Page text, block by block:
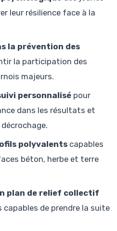
leur résilience face à la
la prévention des
la participation des
majeurs.
personnalisé pour
dans les résultats et
polyvalents capables
béton, herbe et terre
plan de relief collectif
de prendre la suite